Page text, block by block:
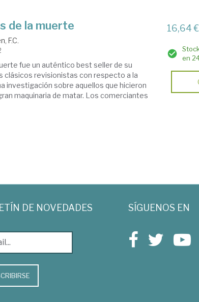
de la muerte
F.C.
fue un auténtico best seller de su
clásicos revisionistas con respecto a la
investigación sobre aquellos que hicieron
maquinaria de matar. Los comerciantes
16,64 €
en
DE NOVEDADES SÍGUENOS EN